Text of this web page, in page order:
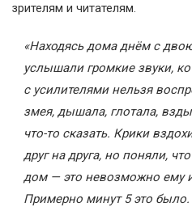
зрителям и читателям.
«Находясь дома днём с
услышали громкие звуки,
с усилителями нельзя
змея, дышала, глотала,
что-то сказать. Крики
друг на друга, но поняли,
дом — это невозможно ему
Примерно минут 5 это